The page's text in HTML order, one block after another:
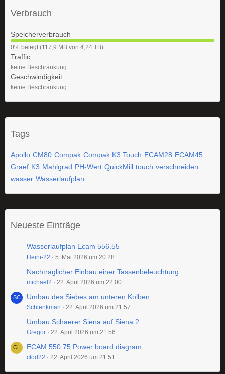
Verbrauch
Speicherverbrauch
0
%
0% belegt (117,9 MB von 4,24 TB)
Traffic
keine Beschränkung
Geschwindigkeit
keine Beschränkung
Tags
Apollo CM80 Compak Compak K3 Touch ECAM28 ECAM45
Graef K3 Mahlgrad PH-Wert QuickMill touch verschneiden
wasser Wasserlaufplan
Neueste Einträge
Wasserlaufplan Ecam 556.55
Heini-22 5. Mai 2026 um 20:28
Nachträglicher Einbau einer Tassenbeleuchtung
michael2 22. April 2026 um 22:00
Umbau des Siebes am unteren Kolben
Schlenkman 22. April 2026 um 21:57
Umbau Schaerer Siena auf Siena 2
Gregor 22. April 2026 um 21:56
ECAM 550.75 Power board diagram
clod22 22. April 2026 um 21:51